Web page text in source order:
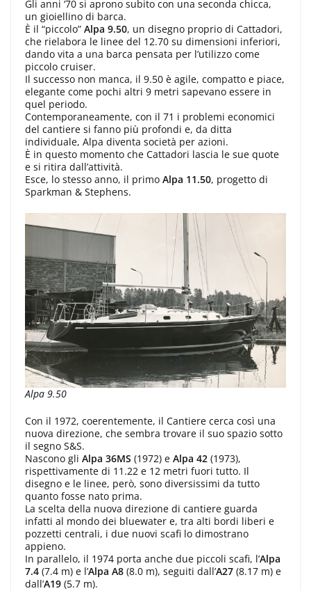
Gli anni ‘70 si aprono subito con una seconda chicca,
un gioiellino di barca.
È il “piccolo” Alpa 9.50, un disegno proprio di Cattadori,
che rielabora le linee del 12.70 su dimensioni inferiori,
dando vita a una barca pensata per l’utilizzo come
piccolo cruiser.
Il successo non manca, il 9.50 è agile, compatto e piace,
elegante come pochi altri 9 metri sapevano essere in
quel periodo.
Contemporaneamente, con il 71 i problemi economici
del cantiere si fanno più profondi e, da ditta
individuale, Alpa diventa società per azioni.
È in questo momento che Cattadori lascia le sue quote
e si ritira dall’attività.
Esce, lo stesso anno, il primo Alpa 11.50, progetto di
Sparkman & Stephens.
Alpa 9.50
Con il 1972, coerentemente, il Cantiere cerca così una
nuova direzione, che sembra trovare il suo spazio sotto
il segno S&S.
Nascono gli Alpa 36MS (1972) e Alpa 42 (1973),
rispettivamente di 11.22 e 12 metri fuori tutto. Il
disegno e le linee, però, sono diversissimi da tutto
quanto fosse nato prima.
La scelta della nuova direzione di cantiere guarda
infatti al mondo dei bluewater e, tra alti bordi liberi e
pozzetti centrali, i due nuovi scafi lo dimostrano
appieno.
In parallelo, il 1974 porta anche due piccoli scafi, l’Alpa
7.4 (7.4 m) e l’Alpa A8 (8.0 m), seguiti dall’A27 (8.17 m) e
dall’A19 (5.7 m).